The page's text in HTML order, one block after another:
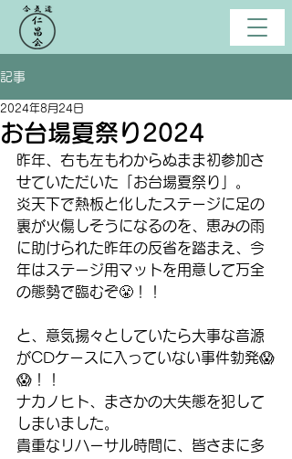
記事
お台場夏祭り2024
2024年8月24日
昨年、右も左もわからぬまま初参加さ
せていただいた「お台場夏祭り」。
炎天下で熱板と化したステージに足の
裏が火傷しそうになるのを、恵みの雨
に助けられた昨年の反省を踏まえ、今
年はステージ用マットを用意して万全
の態勢で臨むぞ😤！！
と、意気揚々としていたら大事な音源
がCDケースに入っていない事件勃発😱
😱！！
ナカノヒト、まさかの大失態を犯して
しまいました。
貴重なリハーサル時間に、皆さまに多